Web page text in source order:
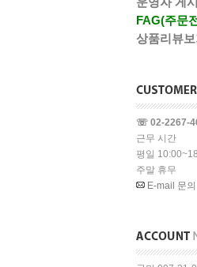
FAG(주문
상품리뷰보
☏ 02-2267-
근무 시간
평일
주말 휴무
E-mail 문의